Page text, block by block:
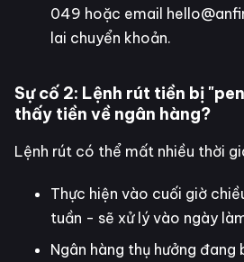
049 hoặc email
lai chuyển khoản.
Sự cố 2: Lệnh rút tiền bị
thấy tiền về ngân hàng?
Lệnh rút có thể mất nhiều thời
Thực hiện vào cuối giờ
tuần - sẽ xử lý vào ngày
Ngân hàng thụ hưởng